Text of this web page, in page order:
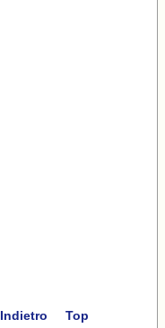
Indietro
Top